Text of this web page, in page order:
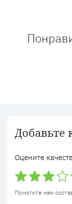
Оцените
Помогите нам